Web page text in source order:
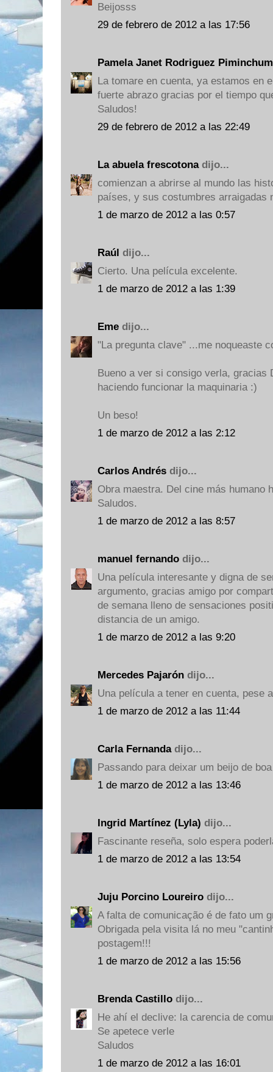
Beijosss
29 de febrero de 2012 a las 17:56
Pamela Janet Rodriguez
La tomare en cuenta, ya estamos en
fuerte abrazo gracias por el tiempo
Saludos!
29 de febrero de 2012 a las 22:49
La abuela frescotonadijo...
comienzan a abrirse al mundo las
países, y sus costumbres arraigadas
1 de marzo de 2012 a las 0:57
Raúl dijo...
Cierto. Una película excelente.
1 de marzo de 2012 a las 1:39
Eme dijo...
"La pregunta clave" ...me noqueaste
Bueno a ver si consigo verla, gracias
haciendo funcionar la maquinaria :)
Un beso!
1 de marzo de 2012 a las 2:12
Carlos Andrés dijo...
Obra maestra. Del cine más humano
Saludos.
1 de marzo de 2012 a las 8:57
manuel fernando dijo...
Una película interesante y digna de
argumento, gracias amigo por
de semana lleno de sensaciones
distancia de un amigo.
1 de marzo de 2012 a las 9:20
Mercedes Pajarón dijo...
Una película a tener en cuenta, pese
1 de marzo de 2012 a las 11:44
Carla Fernandadijo...
Passando para deixar um beijo de
1 de marzo de 2012 a las 13:46
Ingrid Martínez (Lyla) dijo...
Fascinante reseña, solo espera
1 de marzo de 2012 a las 13:54
Juju Porcino Loureiro dijo...
A falta de comunicação é de fato um
Obrigada pela visita lá no meu
postagem!!!
1 de marzo de 2012 a las 15:56
Brenda Castillo dijo...
He ahí el declive: la carencia de
Se apetece verle
Saludos
1 de marzo de 2012 a las 16:01